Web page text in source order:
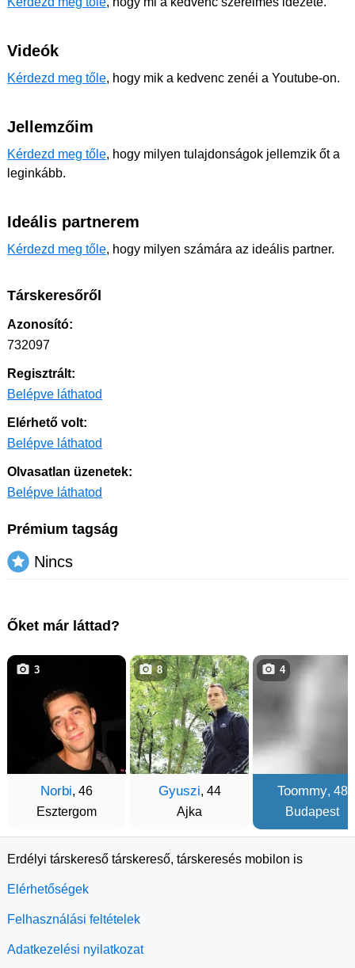
Videók
Kérdezd meg tőle, hogy mik a kedvenc zenéi a Youtube-on.
Jellemzőim
Kérdezd meg tőle, hogy milyen tulajdonságok jellemzik őt a
leginkább.
Ideális partnerem
Kérdezd meg tőle, hogy milyen számára az ideális partner.
Társkeresőről
Azonosító:
732097
Regisztrált:
Belépve láthatod
Elérhető volt:
Belépve láthatod
Olvasatlan üzenetek:
Belépve láthatod
Prémium tagság
Nincs
Őket már láttad?
Norbi, 46
Esztergom
3
Gyuszi, 44
Ajka
8
Toommy, 48
Budapest
4
Erdélyi társkereső társkereső, társkeresés mobilon is
Elérhetőségek
Felhasználási feltételek
Adatkezelési nyilatkozat